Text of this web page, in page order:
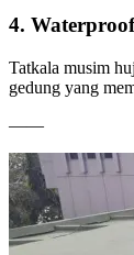
4.
Tatkala musim
gedung yang
——